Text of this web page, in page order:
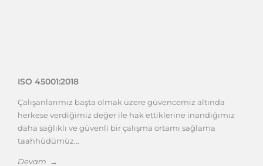
ISO 45001:2018
Çalışanlarımız başta olmak üzere güvencemiz altında
herkese verdiğimiz değer ile hak ettiklerine inandığımız
daha sağlıklı ve güvenli bir çalışma ortamı sağlama
taahhüdümüz...
Devam →